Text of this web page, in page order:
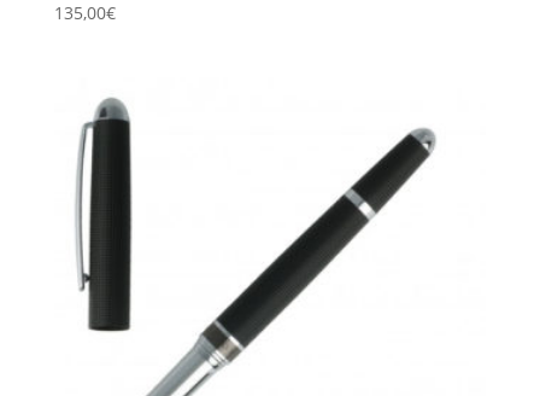
135,00€